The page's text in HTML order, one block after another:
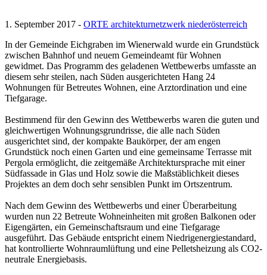
1. September 2017 - ORTE architekturnetzwerk niederösterreich
In der Gemeinde Eichgraben im Wienerwald wurde ein Grundstück
zwischen Bahnhof und neuem Gemeindeamt für Wohnen
gewidmet. Das Programm des geladenen Wettbewerbs umfasste an
diesem sehr steilen, nach Süden ausgerichteten Hang 24
Wohnungen für Betreutes Wohnen, eine Arztordination und eine
Tiefgarage.
Bestimmend für den Gewinn des Wettbewerbs waren die guten und
gleichwertigen Wohnungsgrundrisse, die alle nach Süden
ausgerichtet sind, der kompakte Baukörper, der am engen
Grundstück noch einen Garten und eine gemeinsame Terrasse mit
Pergola ermöglicht, die zeitgemäße Architektursprache mit einer
Südfassade in Glas und Holz sowie die Maßstäblichkeit dieses
Projektes an dem doch sehr sensiblen Punkt im Ortszentrum.
Nach dem Gewinn des Wettbewerbs und einer Überarbeitung
wurden nun 22 Betreute Wohneinheiten mit großen Balkonen oder
Eigengärten, ein Gemeinschaftsraum und eine Tiefgarage
ausgeführt. Das Gebäude entspricht einem Niedrigenergiestandard,
hat kontrollierte Wohnraumlüftung und eine Pelletsheizung als CO2-
neutrale Energiebasis.